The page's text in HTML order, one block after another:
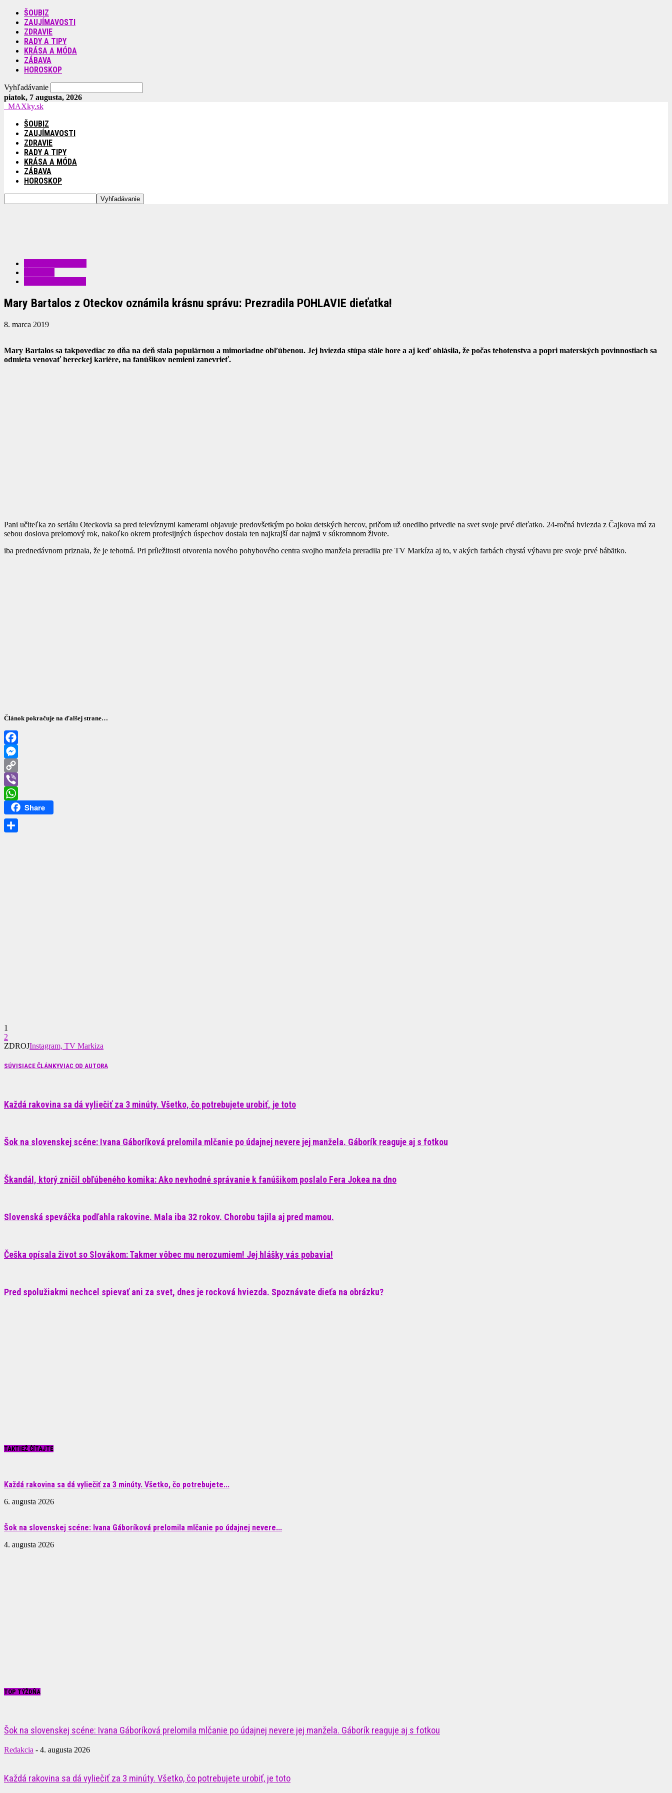
ŠOUBIZ
ZAUJÍMAVOSTI
ZDRAVIE
RADY A TIPY
KRÁSA A MÓDA
ZÁBAVA
HOROSKOP
Vyhľadávanie
piatok, 7 augusta, 2026
MAXky.sk
ŠOUBIZ
ZAUJÍMAVOSTI
ZDRAVIE
RADY A TIPY
KRÁSA A MÓDA
ZÁBAVA
HOROSKOP
Mary Bartalos z Oteckov oznámila krásnu správu: Prezradila POHLAVIE dieťatka!
8. marca 2019
Mary Bartalos sa takpovediac zo dňa na deň stala populárnou a mimoriadne obľúbenou. Jej hviezda stúpa stále hore a aj keď ohlásila, že počas tehotenstva a popri materských povinnostiach sa
odmieta venovať hereckej kariére, na fanúšikov nemieni zanevrieť.
Pani učiteľka zo seriálu Oteckovia sa pred televíznymi kamerami objavuje predovšetkým po boku detských hercov, pričom už onedlho privedie na svet svoje prvé dieťatko. 24-ročná hviezda z Čajkova má za
sebou doslova prelomový rok, nakoľko okrem profesijných úspechov dostala ten najkrajší dar najmä v súkromnom živote.
iba prednedávnom priznala, že je tehotná. Pri príležitosti otvorenia nového pohybového centra svojho manžela preradila pre TV Markíza aj to, v akých farbách chystá výbavu pre svoje prvé bábätko.
Článok pokračuje na ďalšej strane…
Facebook
Messenger
Copy
Link
Viber
WhatsAppShare
1
2
ZDROJInstagram, TV Markiza
SÚVISIACE ČLÁNKYVIAC OD AUTORA
Každá rakovina sa dá vyliečiť za 3 minúty. Všetko, čo potrebujete urobiť, je toto
Šok na slovenskej scéne: Ivana Gáboríková prelomila mlčanie po údajnej nevere jej manžela. Gáborík reaguje aj s fotkou
Škandál, ktorý zničil obľúbeného komika: Ako nevhodné správanie k fanúšikom poslalo Fera Jokea na dno
Slovenská speváčka podľahla rakovine. Mala iba 32 rokov. Chorobu tajila aj pred mamou.
Češka opísala život so Slovákom: Takmer vôbec mu nerozumiem! Jej hlášky vás pobavia!
Pred spolužiakmi nechcel spievať ani za svet, dnes je rocková hviezda. Spoznávate dieťa na obrázku?
TAKTIEŽ ČÍTAJTE
Každá rakovina sa dá vyliečiť za 3 minúty. Všetko, čo potrebujete...
6. augusta 2026
Šok na slovenskej scéne: Ivana Gáboríková prelomila mlčanie po údajnej nevere...
4. augusta 2026
TOP TÝŽDŇA
Šok na slovenskej scéne: Ivana Gáboríková prelomila mlčanie po údajnej nevere jej manžela. Gáborík reaguje aj s fotkou
Redakcia - 4. augusta 2026
Každá rakovina sa dá vyliečiť za 3 minúty. Všetko, čo potrebujete urobiť, je toto